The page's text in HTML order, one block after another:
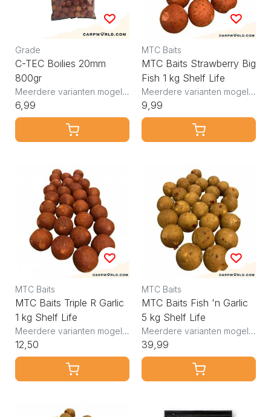
Grade
C-TEC Boilies 20mm
800gr
Meerdere varianten mogelijk
6,99
MTC Baits
MTC Baits Strawberry Big
Fish 1 kg Shelf Life
Meerdere varianten mogelijk
9,99
MTC Baits
MTC Baits Triple R Garlic
1 kg Shelf Life
Meerdere varianten mogelijk
12,50
MTC Baits
MTC Baits Fish 'n Garlic
5 kg Shelf Life
Meerdere varianten mogelijk
39,99